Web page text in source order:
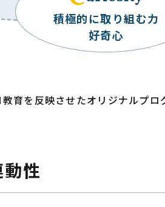
積極的に取り組む力
好奇心
育を反映させたオリジナルプロ
性